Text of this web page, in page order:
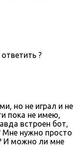
?
но не играл и не
пока не имею,
встроен бот,
Мне нужно просто
И можно ли мне